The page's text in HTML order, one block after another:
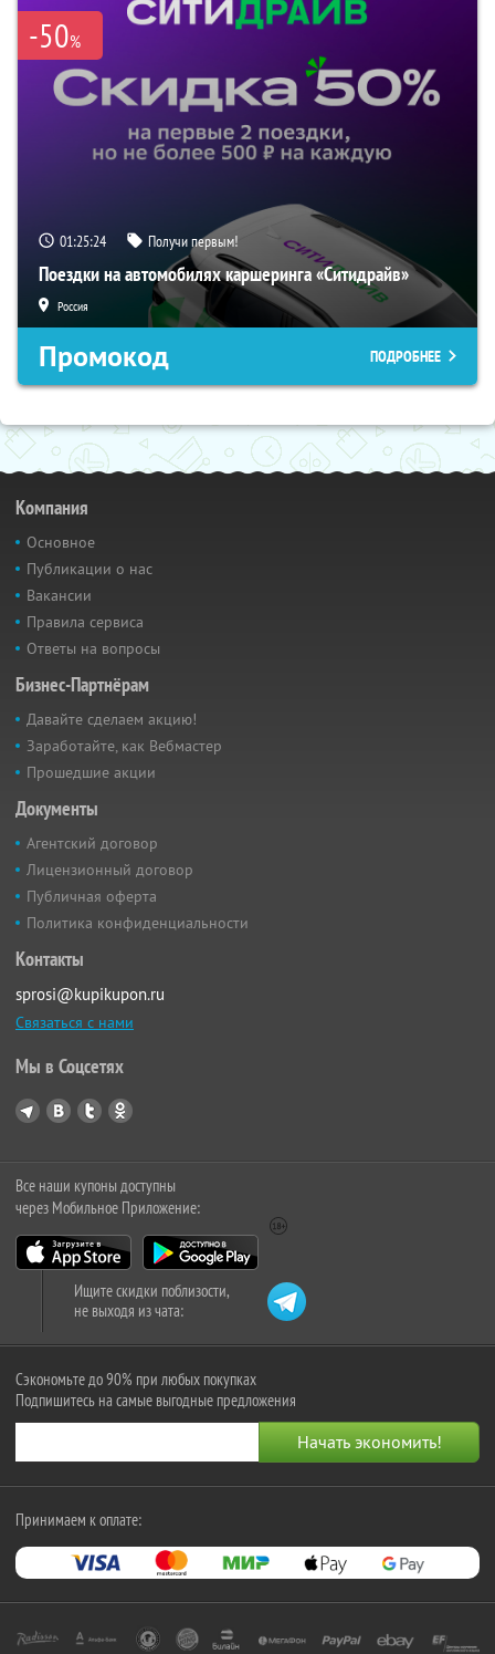
-50%
01:25:23 Получи первым!
Поездки на автомобилях каршеринга «Ситидрайв»
Россия
Промокод ПОДРОБНЕЕ
Компания
Основное
Публикации о нас
Вакансии
Правила сервиса
Ответы на вопросы
Бизнес-Партнёрам
Давайте сделаем акцию!
Заработайте, как Вебмастер
Прошедшие акции
Документы
Агентский договор
Лицензионный договор
Публичная оферта
Политика конфиденциальности
Контакты
sprosi@kupikupon.ru
Связаться с нами
Мы в Соцсетях
Все наши купоны доступны
через Мобильное Приложение:
Ищите скидки поблизости,
не выходя из чата:
Сэкономьте до 90% при любых покупках
Подпишитесь на самые выгодные предложения
Принимаем к оплате: